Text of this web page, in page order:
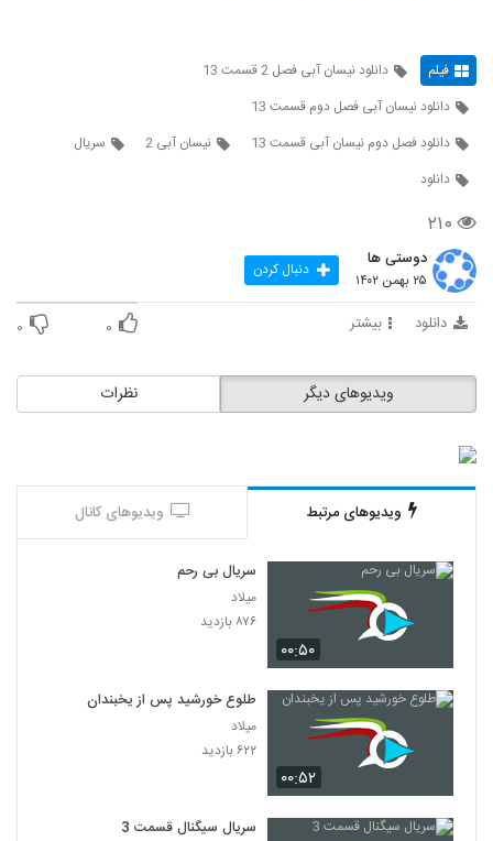
فیلم
دانلود نیسان آبی فصل 2 قسمت 13
دانلود نیسان آبی فصل دوم قسمت 13
دانلود فصل دوم نیسان آبی قسمت 13
نیسان آبی 2
سریال
دانلود
۲۱۰
دوستی ها
۲۵ بهمن ۱۴۰۲ دنبال کردن
دانلود بیشتر ۰ ۰
نظرات ویدیوهای دیگر
ویدیوهای مرتبط ویدیوهای کانال
۰۰:۵۰
سریال بی رحم
میلاد
۸۷۶ بازدید
۰۰:۵۲
طلوع خورشید پس از یخبندان
میلاد
۶۲۲ بازدید
سریال سیگنال قسمت 3